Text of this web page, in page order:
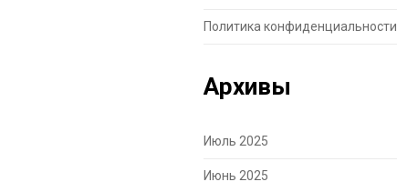
Политика конфиденциальности
Архивы
Июль 2025
Июнь 2025